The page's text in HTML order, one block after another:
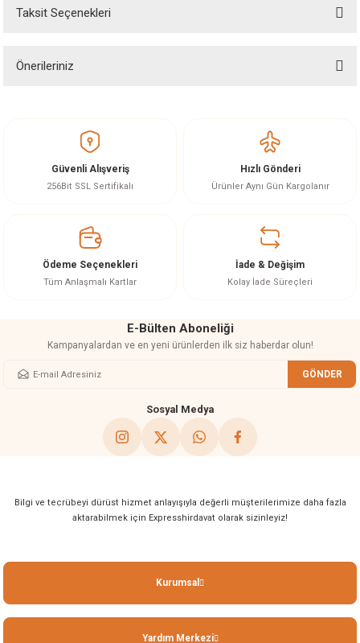
Ürün hakkında henüz soru sorulmamış.
Taksit Seçenekleri
Önerileriniz
Görüş ve önerileriniz için teşekkür ederiz.
Ürün resmi kalitesiz, bozuk veya görüntülenemiyor.
Ürün bilgilerinde hatalar bulunuyor.
Bu ürüne benzer farklı alternatifler olmalı.
Güvenli Alışveriş
256Bit SSL Sertifikalı
Hızlı Gönderi
Ürünler Aynı Gün Kargolanır
Ödeme Seçenekleri
Tüm Anlaşmalı Kartlar
İade & Değişim
Kolay İade Süreçleri
E-Bülten Aboneliği
Kampanyalardan ve en yeni ürünlerden ilk siz haberdar olun!
GÖNDER
Sosyal Medya
Bilgi ve tecrübeyi dürüst hizmet anlayışıyla değerli müşterilerimize daha fazla
aktarabilmek için Expresshirdavat olarak sizinleyiz!
Kurumsal
Yardım Merkezi